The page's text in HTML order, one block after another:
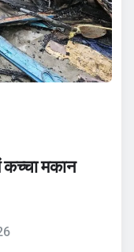
कच्चा मकान